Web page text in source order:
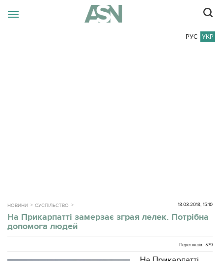
РУС УКР
НОВИНИ СУСПІЛЬСТВО 18.03.2018, 15:10
На Прикарпатті замерзає зграя лелек. Потрібна
допомога людей
Переглядів: 579